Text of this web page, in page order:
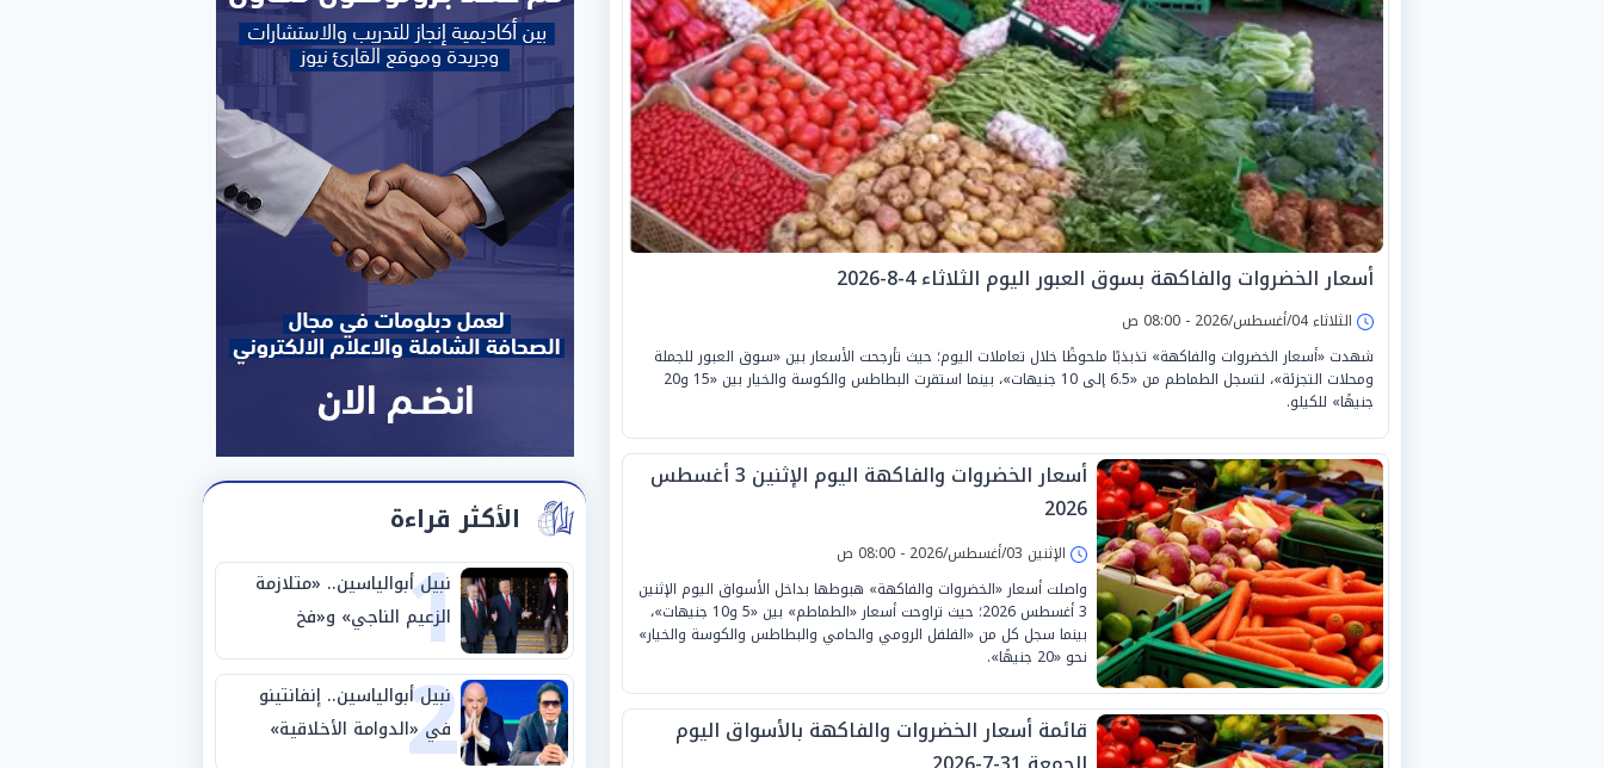
أسعار الخضروات والفاكهة بسوق العبور اليوم الثلاثاء 4-8-2026
الثلاثاء 04/أغسطس/2026 - 08:00 ص
شهدت «أسعار الخضروات والفاكهة» تذبذبًا ملحوظًا خلال تعاملات اليوم؛ حيث تأرجحت الأسعار بين «سوق العبور للجملة
ومحلات التجزئة»، لتسجل الطماطم من «6.5 إلى 10 جنيهات»، بينما استقرت البطاطس والكوسة والخيار بين «15 و20
جنيهًا» للكيلو.
أسعار الخضروات والفاكهة اليوم الإثنين 3 أغسطس
2026
الإثنين 03/أغسطس/2026 - 08:00 ص
واصلت أسعار «الخضروات والفاكهة» هبوطها بداخل الأسواق اليوم الإثنين
3 أغسطس 2026؛ حيث تراوحت أسعار «الطماطم» بين «5 و10 جنيهات»،
بينما سجل كل من «الفلفل الرومي والحامي والبطاطس والكوسة والخيار»
نحو «20 جنيهًا».
قائمة أسعار الخضروات والفاكهة بالأسواق اليوم
الأكثر قراءة
1
نبيل أبوالياسين.. «متلازمة
الزعيم الناجي» و«فخ
الشرعية المزدوجة» وترامب
ينأى بنفسه وحليفه في
«ميتم استراتيجي»
2
نبيل أبوالياسين.. إنفانتينو
في «الدوامة الأخلاقية»